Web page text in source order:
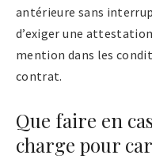
antérieure sans
d’exiger une
mention dans les
contrat.
Que faire en
charge pour